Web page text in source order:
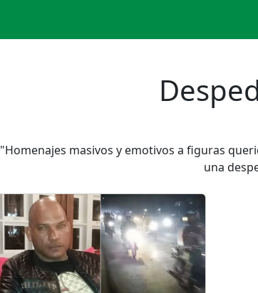
"Homenajes masivos y emotivos a figuras
una